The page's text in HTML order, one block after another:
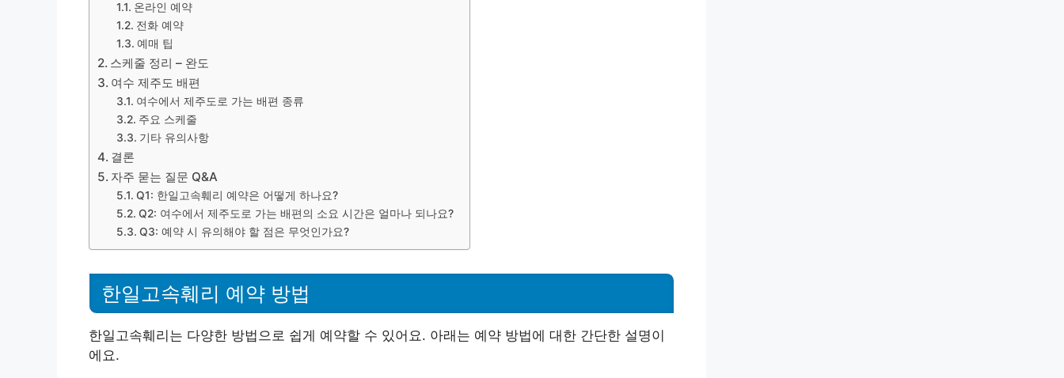
온라인 예약
전화 예약
예매 팁
스케줄 정리 – 완도
여수 제주도 배편
여수에서 제주도로 가는 배편 종류
주요 스케줄
기타 유의사항
결론
자주 묻는 질문 Q&A
Q1: 한일고속훼리 예약은 어떻게 하나요?
Q2: 여수에서 제주도로 가는 배편의 소요 시간은 얼마나 되나요?
Q3: 예약 시 유의해야 할 점은 무엇인가요?
한일고속훼리 예약 방법
한일고속훼리는 다양한 방법으로 쉽게 예약할 수 있어요. 아래는 예약 방법에 대한 간단한 설명이
에요.